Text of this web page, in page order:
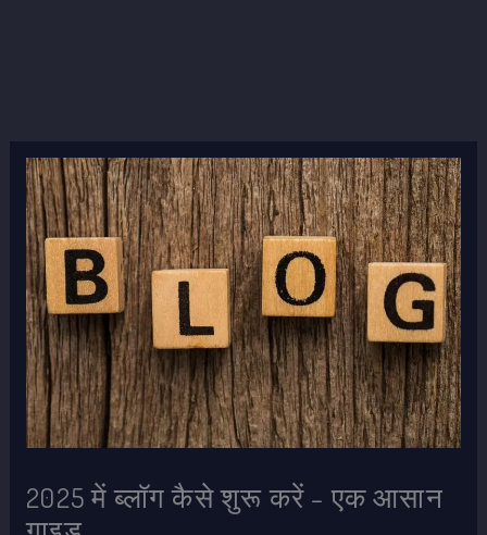
2025 में ब्लॉग कैसे शुरू करें – एक आसान